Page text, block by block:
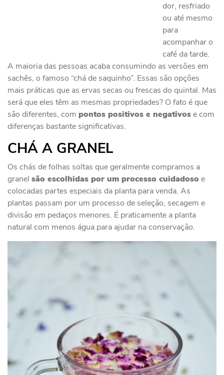
dor, resfriado
ou até mesmo
para
acompanhar o
café da tarde.
A maioria das pessoas acaba consumindo as versões em
sachês, o famoso “chá de saquinho”. Essas são opções
mais práticas que as ervas secas ou frescas do quintal. Mas
será que eles têm as mesmas propriedades? O fato é que
são diferentes, com pontos positivos e negativose com
diferenças bastante significativas.
CHÁ A GRANEL
Os chás de folhas soltas que geralmente compramos a
granel são escolhidas por um processo cuidadoso e
colocadas partes especiais da planta para venda. As
plantas passam por um processo de seleção, secagem e
divisão em pedaços menores. É praticamente a planta
natural com menos água para ajudar na conservação.